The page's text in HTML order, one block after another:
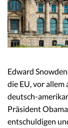
Edward
die EU, vor
deutsch-
Präsident
entschuldigen